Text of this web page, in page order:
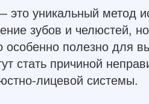
это уникальный метод
зубов и челюстей,
полезно для
стать причиной
лицевой системы.